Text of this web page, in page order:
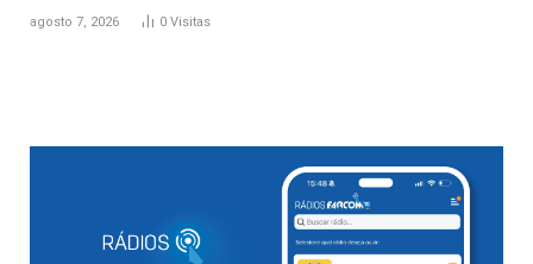
agosto 7, 2026 0 Visitas